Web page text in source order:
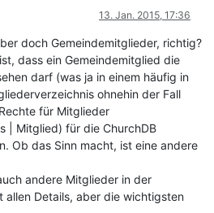
13. Jan. 2015, 17:36
doch Gemeindemitglieder, richtig?
dass ein Gemeindemitglied die
darf (was ja in einem häufig in
ohnehin der Fall
für Mitglieder
| Mitglied) für die ChurchDB
Ob das Sinn macht, ist eine andere
andere Mitglieder in der
allen Details, aber die wichtigsten